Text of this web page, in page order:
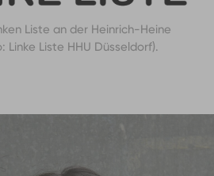
Liste an der Heinrich-Heine
Linke Liste HHU Düsseldorf).